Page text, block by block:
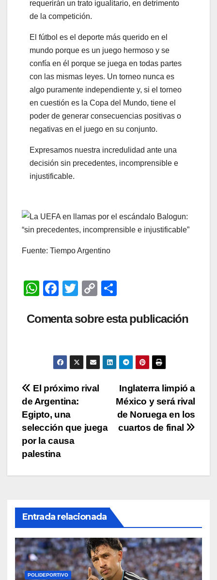
requerirán un trato igualitario, en detrimento
de la competición.
El fútbol es el deporte más querido en el
mundo porque es un juego hermoso y se
confía en él porque se juega en todas partes
con las mismas leyes. Un torneo nunca es
algo puramente independiente y, si el torneo
en cuestión es la Copa del Mundo, tiene el
poder de generar consecuencias positivas o
negativas en el juego en su conjunto.
Expresamos nuestra incredulidad ante una
decisión sin precedentes, incomprensible e
injustificable.
Fuente: Tiempo Argentino
W
at
p
F
c
b
o
o
k
T
tt
C
p
Li
n
k
m
ar
tir
Comenta sobre esta publicación
Navegación
de
entradas
Inglaterra limpió a
México y será rival
de Noruega en los
cuartos de final
El próximo rival
de Argentina:
Egipto, una
selección que juega
por la causa
palestina
Entrada relacionada
POLIDEPORTIVO